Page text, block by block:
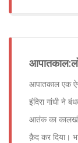
आपातकाल एक
इंदिरा गांधी ने
आतंक का कालखंड
क़ैद कर दिया।